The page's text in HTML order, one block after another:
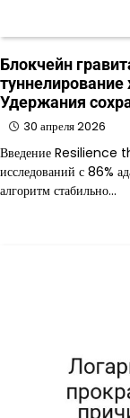
Блокчейн
Удержания
30 апреля 2026
Введение Resilience
исследований с 86%
алгоритм стабильно…